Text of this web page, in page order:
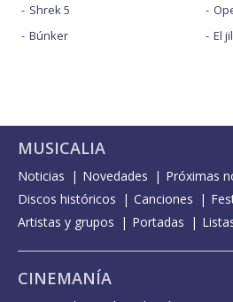
Shrek 5
Búnker
El
MUSICALIA
Noticias Novedades
Próximas
Discos históricos
Canciones
Artistas y grupos
Portadas
CINEMANÍA